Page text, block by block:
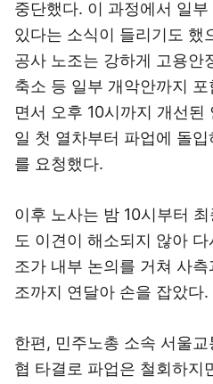
중단했다. 이 과정에서 일
있다는 소식이 들리기도 했
공사 노조는 강하게 고용안
축소 등 일부 개악안까지
면서 오후 10시까지 개선
일 첫 열차부터 파업에 돌
를 요청했다.
이후 노사는 밤 10시부터
도 이견이 해소되지 않아
조가 내부 논의를 거쳐 사
조까지 연달아 손을 잡았다.
한편, 민주노총 소속 서울
협 타결로 파업은 철회하지